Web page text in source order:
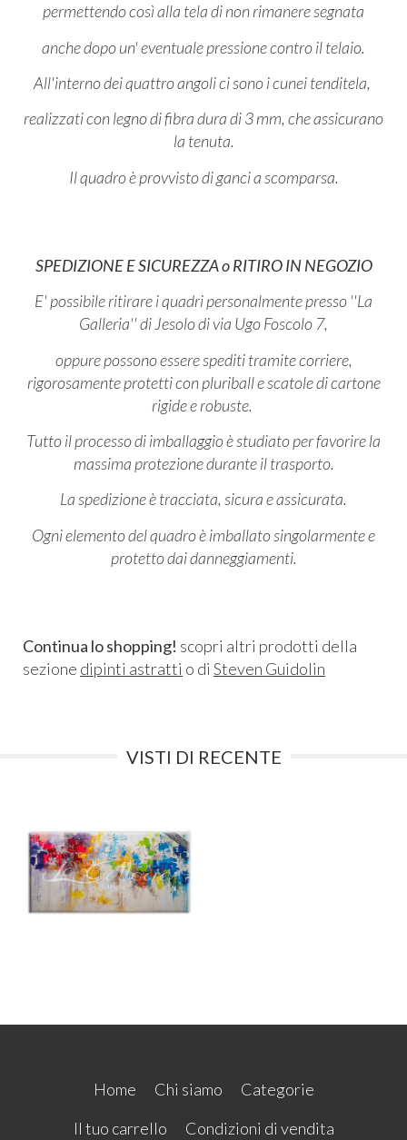
permettendo così alla tela di non rimanere segnata
anche dopo un' eventuale pressione contro il telaio.
All'interno dei quattro angoli ci sono i cunei tenditela,
realizzati con legno di fibra dura di 3 mm, che assicurano
la tenuta.
Il quadro è provvisto di ganci a scomparsa.
SPEDIZIONE E SICUREZZA o RITIRO IN NEGOZIO
E' possibile ritirare i quadri personalmente presso ''La
Galleria'' di Jesolo di via Ugo Foscolo 7,
oppure possono essere spediti tramite corriere,
rigorosamente protetti con pluriball e scatole di cartone
rigide e robuste.
Tutto il processo di imballaggio è studiato per favorire la
massima protezione durante il trasporto.
La spedizione è tracciata, sicura e assicurata.
Ogni elemento del quadro è imballato singolarmente e
protetto dai danneggiamenti.
Continua lo shopping! scopri altri prodotti della
sezione dipinti astratti o di Steven Guidolin
VISTI DI RECENTE
Home Chi siamo
Categorie
Il tuo carrello
Condizioni di vendita